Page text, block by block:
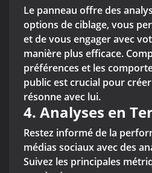
Le panneau offre des
options de ciblage, vous
et de vous engager avec
manière plus efficace.
préférences et les
public est crucial pour
résonne avec lui.
4. Analyses en
Restez informé de la
médias sociaux avec des
Suivez les principales